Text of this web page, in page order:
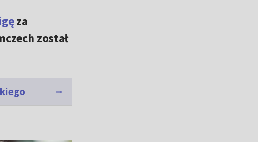
za
został